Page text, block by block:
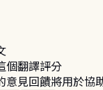
個翻譯評分
意見回饋將用於協